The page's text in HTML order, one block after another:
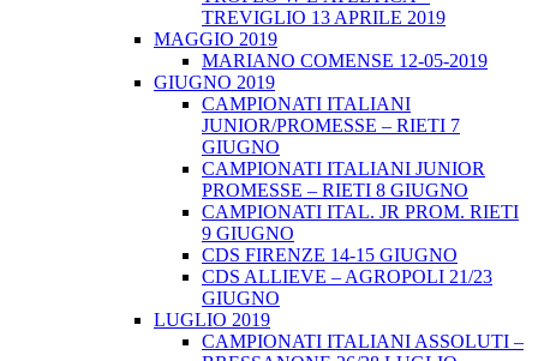
TREVIGLIO 13 APRILE 2019
MAGGIO 2019
MARIANO COMENSE 12-05-2019
GIUGNO 2019
CAMPIONATI ITALIANI
JUNIOR/PROMESSE – RIETI 7
GIUGNO
CAMPIONATI ITALIANI JUNIOR
PROMESSE – RIETI 8 GIUGNO
CAMPIONATI ITAL. JR PROM. RIETI
9 GIUGNO
CDS FIRENZE 14-15 GIUGNO
CDS ALLIEVE – AGROPOLI 21/23
GIUGNO
LUGLIO 2019
CAMPIONATI ITALIANI ASSOLUTI –